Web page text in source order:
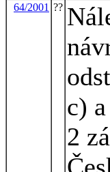
64/2001 ??
c)
2